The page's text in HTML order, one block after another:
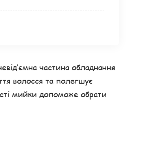
частина обладнання
волосся та полегшує
мийки допоможе обрати